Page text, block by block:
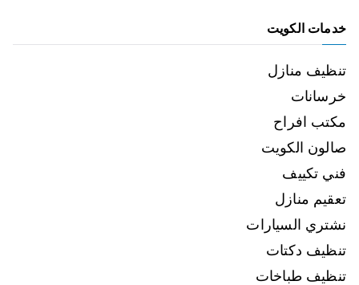
خدمات الكويت
تنظيف منازل
خرسانات
مكتب افراح
صالون الكويت
فني تكييف
تعقيم منازل
نشتري السيارات
تنظيف دكتات
تنظيف طباخات